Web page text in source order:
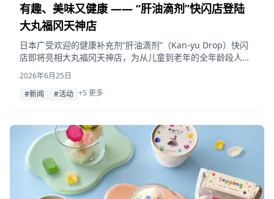
有趣、美味又健康 —— “肝油滴剂”快闪店登陆
大丸福冈天神店
日本广受欢迎的健康补充剂“肝油滴剂”（Kan-yu Drop）快闪
店即将亮相大丸福冈天神店，为从儿童到老年的全年龄段人群
提供产品。
2026年6月25日
#新闻
#活动 +5 更多